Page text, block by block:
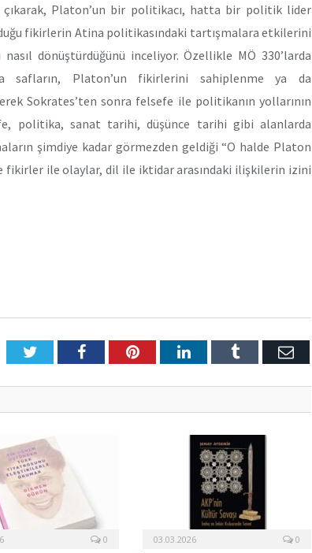
çıkarak, Platon’un bir politikacı, hatta bir politik lider
fikirlerin Atina politikasındaki tartışmalara etkilerini
nasıl dönüştürdüğünü inceliyor. Özellikle MÖ 330’larda
safların, Platon’un fikirlerini sahiplenme ya da
Sokrates’ten sonra felsefe ile politikanın yollarının
politika, sanat tarihi, düşünce tarihi gibi alanlarda
şimdiye kadar görmezden geldiği “O halde Platon
fikirler ile olaylar, dil ile iktidar arasındaki ilişkilerin izini
TwitterFacebookPinterestLinkedInTumblr E-
0 03.03.2026 0